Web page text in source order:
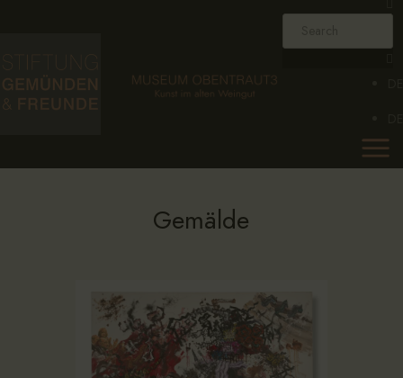
Gemälde
FOUNDATION
MUSEUM
AGENDA
CONTACT